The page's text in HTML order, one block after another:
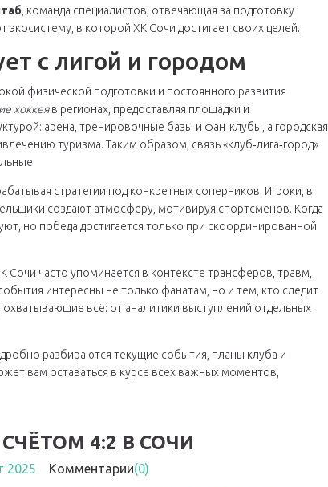
команда специалистов, отвечающая за подготовку
экосистему, в которой ХК Сочи достигает своих целей.
с лигой и городом
физической подготовки и постоянного развития
хоккеяв регионах, предоставляя площадки и
арена, тренировочные базы и фан‑клубы, а городская
туризма. Таким образом, связь «клуб‑лига‑город»
стратегии под конкретных соперников. Игроки, в
создают атмосферу, мотивируя спортсменов. Когда
но победа достигается только при скоординированной
Сочи часто упоминается в контексте трансферов, травм,
интересны не только фанатам, но и тем, кто следит
всё: от аналитики выступлений отдельных
разбираются текущие события, планы клуба и
вам оставаться в курсе всех важных моментов,
4:2 В СОЧИ
2025 Комментарии(0)